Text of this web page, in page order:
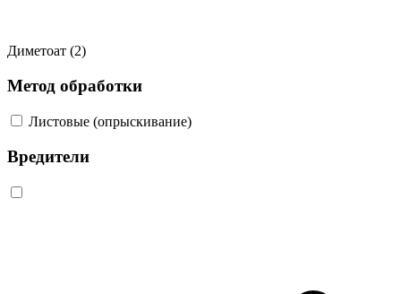
Диметоат (2)
Метод обработки
Листовые (опрыскивание)
Вредители